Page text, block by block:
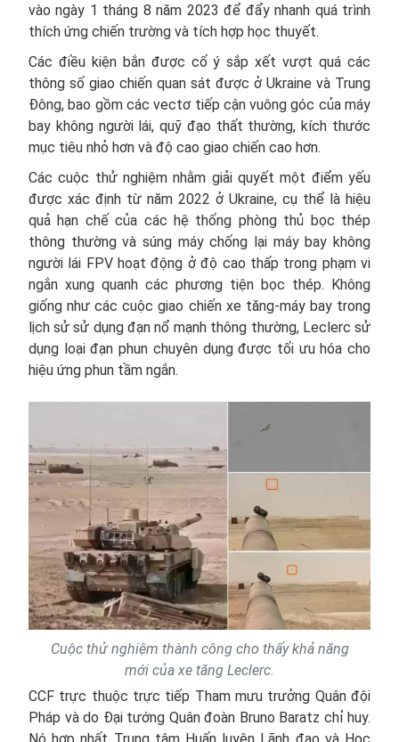
vào ngày 1 tháng 8 năm 2023 để đẩy nhanh quá trình
thích ứng chiến trường và tích hợp học thuyết.
Các điều kiện bắn được cố ý sắp xết vượt quá các
thông số giao chiến quan sát được ở Ukraine và Trung
Đông, bao gồm các vectơ tiếp cận vuông góc của máy
bay không người lái, quỹ đạo thất thường, kích thước
mục tiêu nhỏ hơn và độ cao giao chiến cao hơn.
Các cuộc thử nghiệm nhằm giải quyết một điểm yếu
được xác định từ năm 2022 ở Ukraine, cụ thể là hiệu
quả hạn chế của các hệ thống phòng thủ bọc thép
thông thường và súng máy chống lại máy bay không
người lái FPV hoạt động ở độ cao thấp trong phạm vi
ngắn xung quanh các phương tiện bọc thép. Không
giống như các cuộc giao chiến xe tăng-máy bay trong
lịch sử sử dụng đạn nổ mạnh thông thường, Leclerc sử
dụng loại đạn phun chuyên dụng được tối ưu hóa cho
hiệu ứng phun tầm ngắn.
Cuộc thử nghiệm thành công cho thấy khả năng
mới của xe tăng Leclerc.
CCF trực thuộc trực tiếp Tham mưu trưởng Quân đội
Pháp và do Đại tướng Quân đoàn Bruno Baratz chỉ huy.